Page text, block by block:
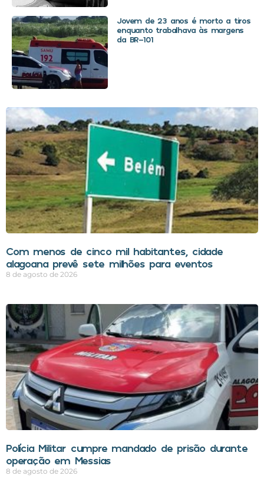
Jovem de 23 anos é morto a tiros
enquanto trabalhava às margens
da BR-101
Com menos de cinco mil habitantes, cidade
alagoana prevê sete milhões para eventos
8 de agosto de 2026
Polícia Militar cumpre mandado de prisão durante
operação em Messias
8 de agosto de 2026